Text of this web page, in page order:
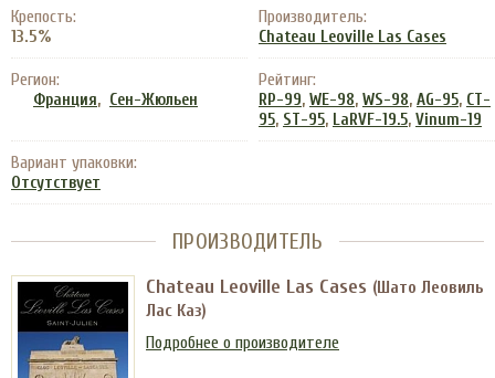
Крепость:
13.5%
Производитель:
Chateau Leoville Las Cases
Регион:
Франция, Сен-Жюльен
Рейтинг:
RP-99, WE-98, WS-98, AG-95, CT-
95, ST-95, LaRVF-19.5, Vinum-19
Вариант упаковки:
Отсутствует
ПРОИЗВОДИТЕЛЬ
Chateau Leoville Las Cases (Шато Леовиль
Лас Каз)
Подробнее о производителе